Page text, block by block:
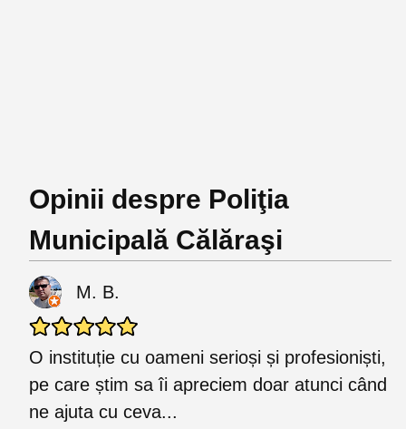
Opinii despre Poliţia
Municipală Călăraşi
M. B.
O instituție cu oameni serioși și profesioniști,
pe care știm sa îi apreciem doar atunci când
ne ajuta cu ceva...